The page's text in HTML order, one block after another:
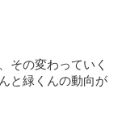
その変わっていく
と緑くんの動向が